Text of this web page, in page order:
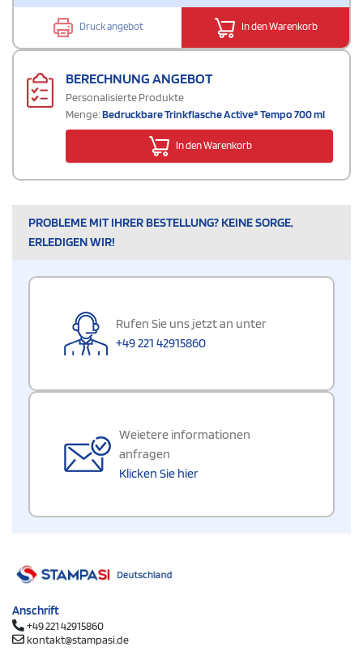
Druck angebot In den Warenkorb
BERECHNUNG ANGEBOT
Personalisierte Produkte
Menge:Bedruckbare Trinkflasche Active® Tempo 700 ml
In den Warenkorb
PROBLEME MIT IHRER BESTELLUNG? KEINE SORGE,
ERLEDIGEN WIR!
Rufen Sie uns jetzt an unter
+49 221 42915860
Weietere informationen
anfragen
Klicken Sie hier
Anschrift
+49 221 42915860
kontakt@stampasi.de